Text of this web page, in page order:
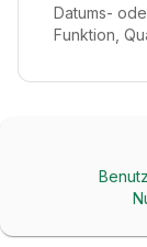
Datums-
Funktion,